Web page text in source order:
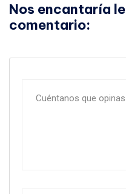
Nos encantaría
comentario: